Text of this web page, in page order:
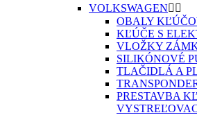
VOLKSWAGEN 
OBALY
KĽÚČE S
VLOŽKY
SILIKÓNOVÉ
TLAČIDLÁ A
PRESTAVBA